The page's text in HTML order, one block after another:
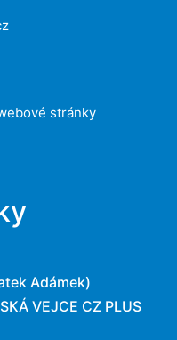
stránky
Adámek)
VEJCE CZ PLUS